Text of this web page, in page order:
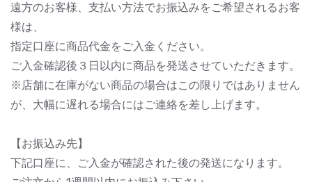
遠方のお客様、支払い方法でお振込みをご希望されるお客
様は、
指定口座に商品代金をご入金ください。
ご入金確認後３日以内に商品を発送させていただきます。
※店舗に在庫がない商品の場合はこの限りではありません
が、大幅に遅れる場合にはご連絡を差し上げます。
【お振込み先】
下記口座に、ご入金が確認された後の発送になります。